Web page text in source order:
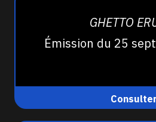
GHETTO
Émission du 25
Consulter